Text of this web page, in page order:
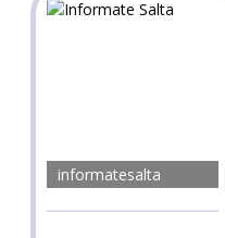
informatesalta